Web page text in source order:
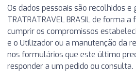
Os dados pessoais são recolhidos e
TRATRATRAVEL BRASIL de forma
cumprir os compromissos
e o Utilizador ou a manutenção da
nos formulários que este último
responder a um pedido ou consulta.